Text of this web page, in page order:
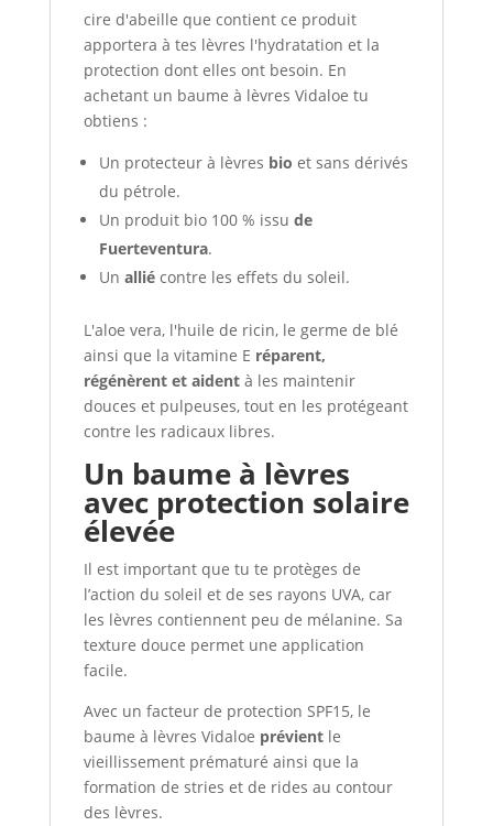
cire d'abeille que contient ce produit
apportera à tes lèvres l'hydratation et la
protection dont elles ont besoin. En
achetant un baume à lèvres Vidaloe tu
obtiens :
Un protecteur à lèvres bio et sans dérivés
du pétrole.
Un produit bio 100 % issu de
Fuerteventura.
Un alliécontre les effets du soleil.
L'aloe vera, l'huile de ricin, le germe de blé
ainsi que la vitamine E réparent,
régénèrent et aidentà les maintenir
douces et pulpeuses, tout en les protégeant
contre les radicaux libres.
Un baume à lèvres
avec protection solaire
élevée
Il est important que tu te protèges de
l’action du soleil et de ses rayons UVA, car
les lèvres contiennent peu de mélanine. Sa
texture douce permet une application
facile.
Avec un facteur de protection SPF15, le
baume à lèvres Vidaloe prévientle
vieillissement prématuré ainsi que la
formation de stries et de rides au contour
des lèvres.